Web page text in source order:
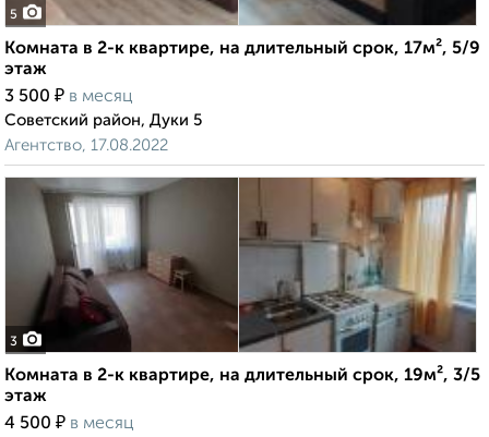
5
Комната в 2-к квартире, на длительный срок, 17м², 5/9
этаж
3 500 ₽ в месяц
Советский район, Дуки 5
Агентство, 17.08.2022
3
Комната в 2-к квартире, на длительный срок, 19м², 3/5
этаж
4 500 ₽ в месяц